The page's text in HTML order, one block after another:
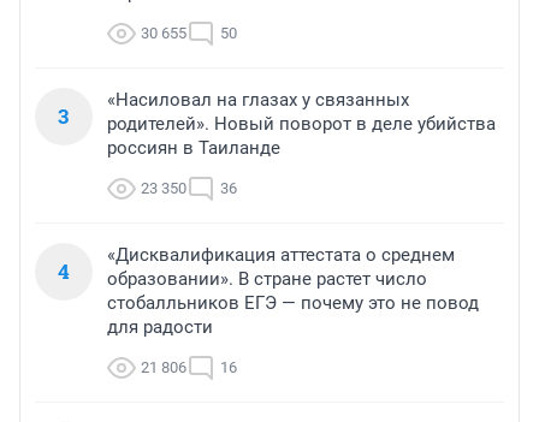
30 655 50
3
«Насиловал на глазах у связанных
родителей». Новый поворот в деле убийства
россиян в Таиланде
23 350 36
4
«Дисквалификация аттестата о среднем
образовании». В стране растет число
стобалльников ЕГЭ — почему это не повод
для радости
21 806 16